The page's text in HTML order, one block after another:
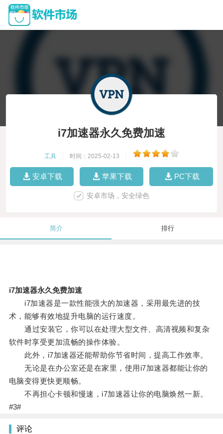
i7加速器永久免费加速
工具 时间：2025-02-13
安卓下载 苹果下载 PC下载
安卓市场，安全绿色
简介 排行
i7加速器永久免费加速
i7加速器是一款性能强大的加速器，采用最先进的技
术，能够有效地提升电脑的运行速度。
通过安装它，你可以在处理大型文件、高清视频和复杂
软件时享受更加流畅的操作体验。
此外，i7加速器还能帮助你节省时间，提高工作效率。
无论是在办公室还是在家里，使用i7加速器都能让你的
电脑变得更快更顺畅。
不再担心卡顿和慢速，i7加速器让你的电脑焕然一新。
#3#
评论